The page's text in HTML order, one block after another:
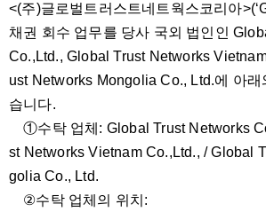
<(주)글로벌트러스트네트웍스코리아
채권 회수 업무를 당사 국외 법인인
Co.,Ltd., Global Trust Networks
ust Networks Mongolia Co., Ltd.에 아래
습니다.
①수탁 업체: Global Trust Networks
st Networks Vietnam Co.,Ltd., / Global
golia Co., Ltd.
②수탁 업체의 위치: